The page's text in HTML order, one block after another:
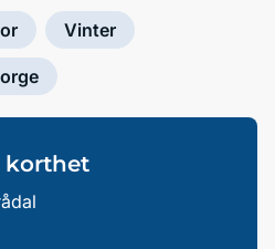
Vinter
korthet